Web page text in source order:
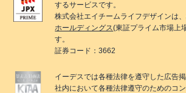
するサービスです。
株式会社エイチームライフデザインは、
ホールディングス(東証プライム市場上
す。
証券コード：3662
イーデスでは各種法律を遵守した広告
社内において各種法律遵守のためのコ